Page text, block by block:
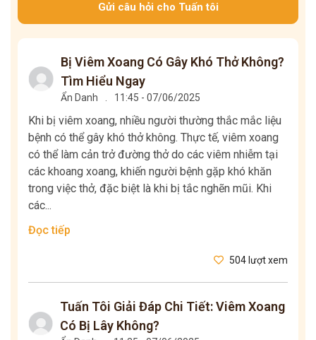
Gửi câu hỏi cho Tuấn tôi
Bị Viêm Xoang Có Gây Khó Thở Không?
Tìm Hiểu Ngay
Ẩn Danh . 11:45 - 07/06/2025
Khi bị viêm xoang, nhiều người thường thắc mắc liệu
bệnh có thể gây khó thở không. Thực tế, viêm xoang
có thể làm cản trở đường thở do các viêm nhiễm tại
các khoang xoang, khiến người bệnh gặp khó khăn
trong việc thở, đặc biệt là khi bị tắc nghẽn mũi. Khi
các...
Đọc tiếp
504 lượt xem
Tuấn Tôi Giải Đáp Chi Tiết: Viêm Xoang
Có Bị Lây Không?